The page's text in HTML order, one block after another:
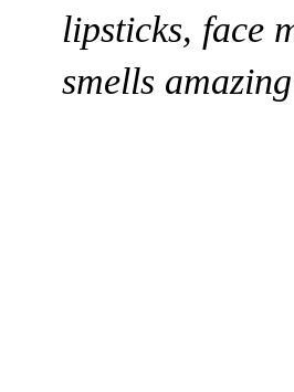
lipsticks, face
smells